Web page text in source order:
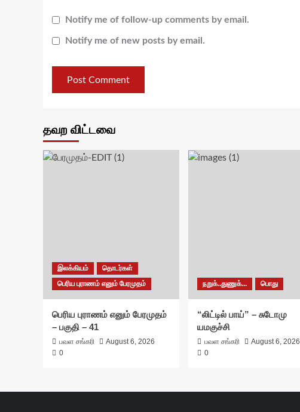
Notify me of follow-up comments by email.
Notify me of new posts by email.
தவற விட்டவை
இலக்கியம்
தொடர்கள்
பெரிய புராணம் எனும் பேரமுதம்
பெரிய புராணம் எனும் பேரமுதம்
– பகுதி – 41
பவள சங்கரி
August 6, 2026
0
நறுக்..துணுக்... பொது
“லிட்டில் பாய்” – சுடோமு
யமகுச்சி
பவள சங்கரி
August 6, 2026
0